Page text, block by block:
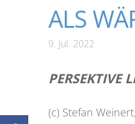
ALS
9. Jul. 2022
PERSEKTIVE
(c) Stefan